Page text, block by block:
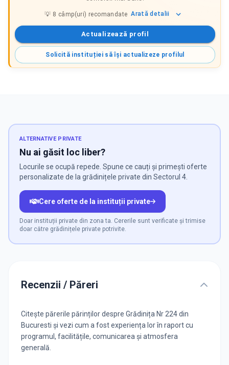
💡 8 câmp(uri) recomandate Arată detalii
Actualizează profil
Solicită instituției să își actualizeze profilul
ALTERNATIVE PRIVATE
Nu ai găsit loc liber?
Locurile se ocupă repede. Spune ce cauți și primești oferte
personalizate de la grădinițele private din Sectorul 4.
Cere oferte de la instituții private
Doar instituții private din zona ta. Cererile sunt verificate și trimise
doar către grădinițele private potrivite.
Recenzii / Păreri
Citește părerile părinților despre Grădinița Nr 224 din
Bucuresti și vezi cum a fost experiența lor în raport cu
programul, facilitățile, comunicarea și atmosfera
generală.